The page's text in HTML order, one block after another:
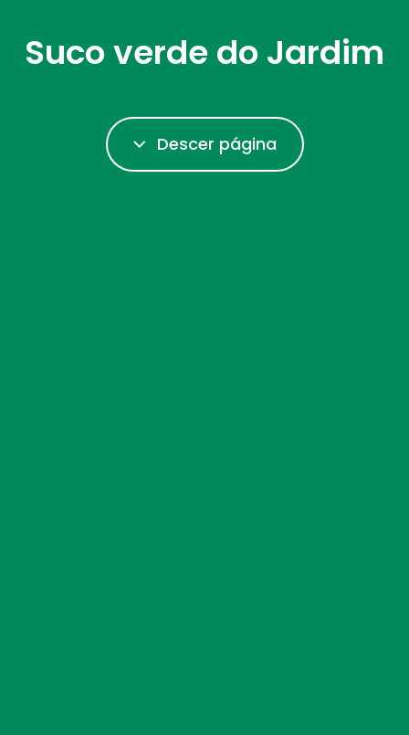
Suco verde do Jardim
Descer página